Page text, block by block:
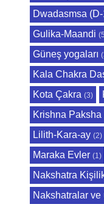
Dwadasmsa
Gulika-Maandi
Güneş yogaları
Kala Chakra
Kota Çakra (3)
Krishna Paksha
Lilith-Kara-ay (2)
Maraka Evler (1)
Nakshatra
Nakshatralar ve